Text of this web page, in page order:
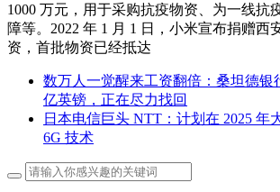
1000 万元，用于采购抗疫物资、为一线抗
障等。2022 年 1 月 1 日，小米宣布捐赠西
资，首批物资已经抵达
数万人一觉醒来工资翻倍：桑坦德银
亿英镑，正在尽力找回
日本电信巨头 NTT：计划在 2025 年
6G 技术